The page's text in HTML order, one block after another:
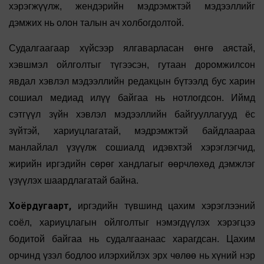
хэрэгжүүлж, жендэрийн мэдрэмжтэй мэдээллийг
дэмжих нь олон талын ач холбогдолтой.
Судалгаагаар хүйсээр ялгаварласан өнгө аястай,
хэвшмэл ойлголтыг түгээсэн, гутаан доромжилсон
явдал хэвлэл мэдээллийн редакцын бүтээлд бус харин
сошиал медиад илүү байгаа нь нотлогдсон. Иймд
сэтгүүл зүйн хэвлэл мэдээллийн байгууллагууд ёс
зүйтэй, хариуцлагатай, мэдрэмжтэй байдлаараа
манлайлал үзүүлж сошиалд идэвхтэй хэрэглэгчид,
жирийн иргэдийн сөрөг хандлагыг өөрчлөхөд дэмжлэг
үзүүлэх шаардлагатай байна.
Хоёрдугаарт, иргэдийн түвшинд цахим хэрэглээний
соёл, хариуцлагын ойлголтыг нэмэгдүүлэх хэрэгцээ
бодитой байгаа нь судалгаанаас харагдсан. Цахим
орчинд үзэл бодлоо илэрхийлэх эрх чөлөө нь хүний нэр